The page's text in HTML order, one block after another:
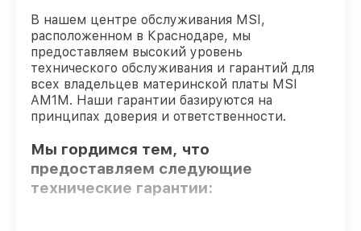
В нашем центре обслуживания MSI,
расположенном в Краснодаре, мы
предоставляем высокий уровень
технического обслуживания и гарантий для
всех владельцев материнской платы MSI
AM1M. Наши гарантии базируются на
принципах доверия и ответственности.
Мы гордимся тем, что
предоставляем следующие
технические гарантии: